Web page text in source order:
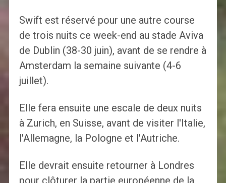
Swift est réservé pour une autre course
de trois nuits ce week-end au stade Aviva
de Dublin (38-30 juin), avant de se rendre à
Amsterdam la semaine suivante (4-6
juillet).
Elle fera ensuite une escale de deux nuits
à Zurich, en Suisse, avant de visiter l'Italie,
l'Allemagne, la Pologne et l'Autriche.
Elle devrait ensuite retourner à Londres
pour clôturer la partie européenne de la